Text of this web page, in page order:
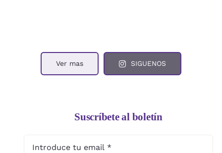
Ver mas SIGUENOS
Suscríbete al boletín